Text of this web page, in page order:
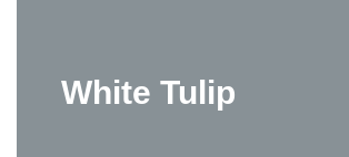
White Tulip